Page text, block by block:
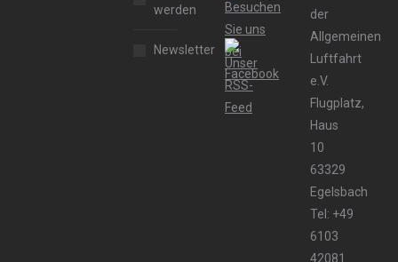
werden
Newsletter
der
Allgemeinen
Luftfahrt
e.V.
Flugplatz,
Haus
10
63329
Egelsbach
Tel: +49
6103
42081